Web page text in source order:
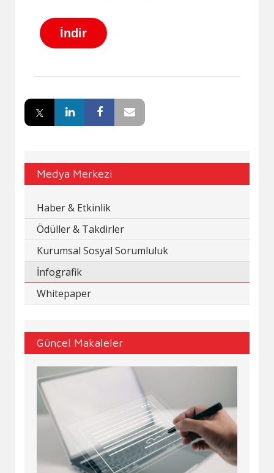
İndir
Medya Merkezi
Haber & Etkinlik
Ödüller & Takdirler
Kurumsal Sosyal Sorumluluk
İnfografik
Whitepaper
Güncel Makaleler